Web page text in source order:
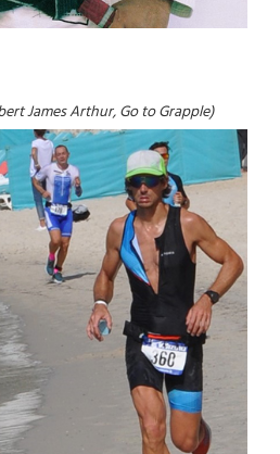
James Arthur, Go to Grapple)